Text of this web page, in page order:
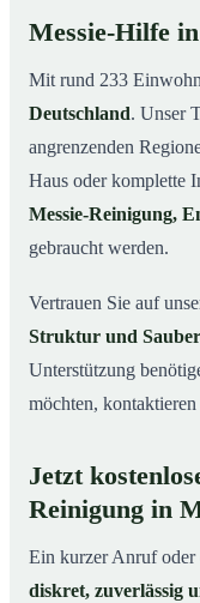
Messie-Hilfe
Mit rund 233
Deutschland. Unser
angrenzenden
Haus oder komplette
Messie-Reinigung,
gebraucht werden.
Vertrauen Sie auf
Struktur und
Unterstützung
möchten,
Jetzt
Reinigung in
Ein kurzer Anruf
diskret, zuverlässig